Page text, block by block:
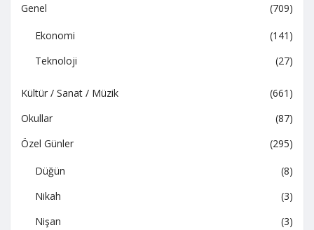
Genel
(709)
Ekonomi
(141)
Teknoloji
(27)
Kültür / Sanat / Müzik
(661)
Okullar
(87)
Özel Günler
(295)
Düğün
(8)
Nikah
(3)
Nişan
(3)